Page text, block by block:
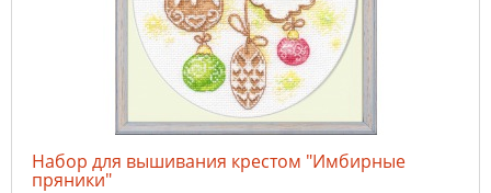
Набор для вышивания крестом "Имбирные
пряники"